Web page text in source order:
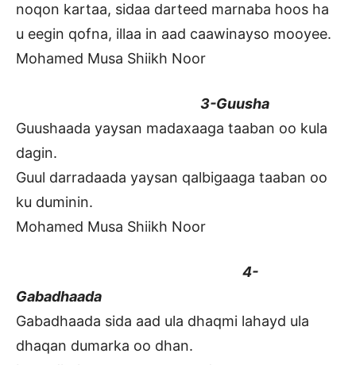
noqon kartaa, sidaa darteed marnaba hoos ha
u eegin qofna, illaa in aad caawinayso mooyee.
Mohamed Musa Shiikh Noor
3-Guusha
Guushaada yaysan madaxaaga taaban oo kula
dagin.
Guul darradaada yaysan qalbigaaga taaban oo
ku duminin.
Mohamed Musa Shiikh Noor
4-
Gabadhaada
Gabadhaada sida aad ula dhaqmi lahayd ula
dhaqan dumarka oo dhan.